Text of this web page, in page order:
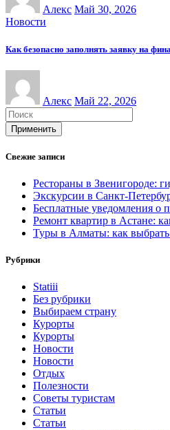
Алекс Май 30, 2026
Новости
Как безопасно заполнять заявку на
Алекс Май 22, 2026
Применить
Свежие записи
Рестораны в Звенигороде:
Экскурсии в Санкт-
Бесплатные уведомления о
Ремонт квартир в Астане:
Туры в Алматы: как
Рубрики
Statiii
Без рубрики
Выбираем страну
Курорты
Курорты
Новости
Новости
Отдых
Полезности
Советы туристам
Статьи
Статьи